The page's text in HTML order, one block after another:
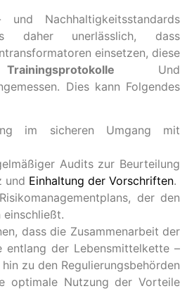
Nachhaltigkeitsstandards
daher unerlässlich, dass
einsetzen, diese
Trainingsprotokolle Und
Dies kann Folgendes
im sicheren Umgang mit
Audits zur Beurteilung
und Einhaltung der Vorschriften.
der den
einschließt.
dass die Zusammenarbeit der
entlang der Lebensmittelkette –
zu den Regulierungsbehörden
optimale Nutzung der Vorteile